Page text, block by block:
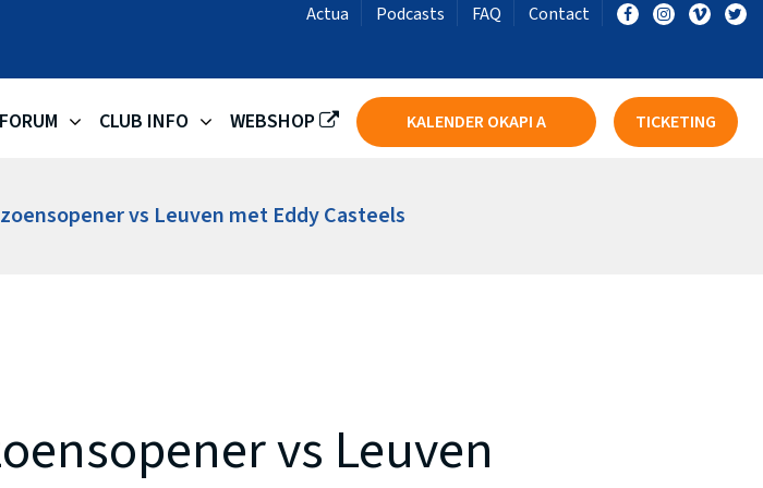
BASKET SKT IEPER DSE A
Actua Podcasts FAQ Contact
FORUM CLUB INFO WEBSHOP KALENDER OKAPI A TICKETING
vs Leuven met Eddy Casteels
vs Leuven